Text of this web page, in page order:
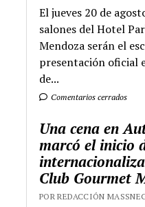
El jueves 20 de
salones del Hotel
Mendoza serán el
presentación oficial
de...
Comentarios cerrados
Una cena en
marcó el inicio
Club Gourmet
POR REDACCIÓN